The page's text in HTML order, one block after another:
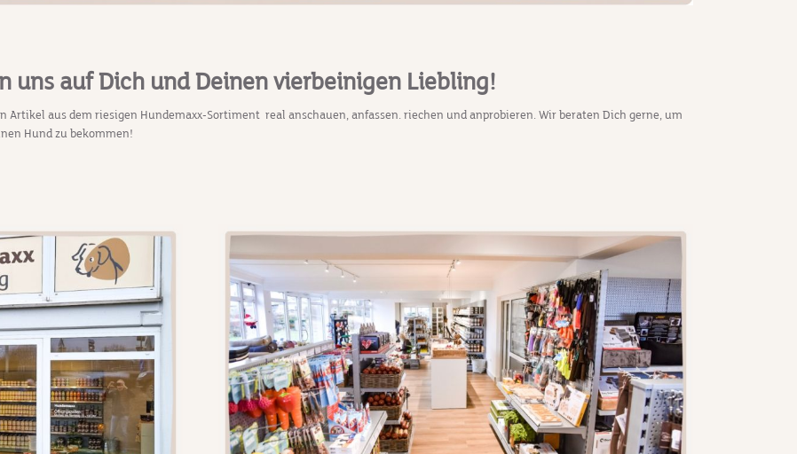
uns auf Dich und Deinen vierbeinigen Liebling!
aus dem riesigen Hundemaxx-Sortiment real anschauen, anfassen. riechen und anprobieren. Wir beraten Dich gerne, um
Hund zu bekommen!